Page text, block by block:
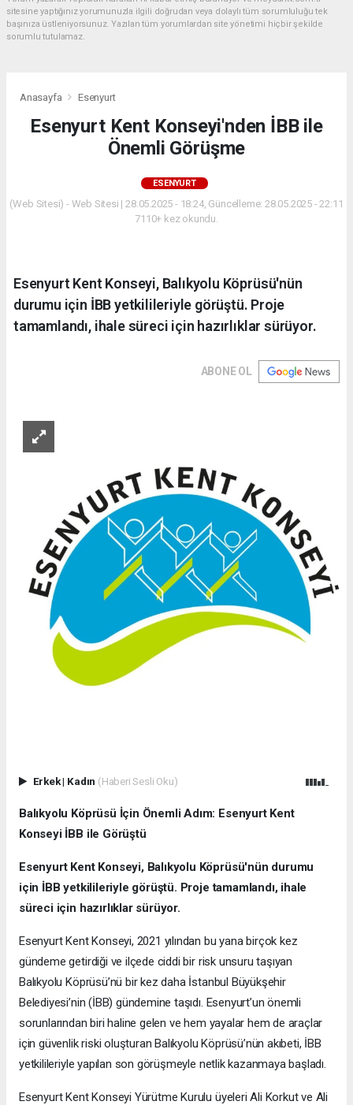
sitesine yaptığınız yorumunuzla ilgili doğrudan veya dolaylı tüm sorumluluğu tek
başınıza üstleniyorsunuz. Yazılan tüm yorumlardan site yönetimi hiçbir şekilde
sorumlu tutulamaz.
Anasayfa Esenyurt
Esenyurt Kent Konseyi'nden İBB ile
Önemli Görüşme
ESENYURT
(Web Sitesi) - Web Sitesi | 28.05.2025 - 18:24, Güncelleme: 28.05.2025 - 22:11
7110+ kez okundu.
Esenyurt Kent Konseyi, Balıkyolu Köprüsü'nün
durumu için İBB yetkilileriyle görüştü. Proje
tamamlandı, ihale süreci için hazırlıklar sürüyor.
ABONE OL
Erkek| Kadın (Haberi Sesli Oku)
Balıkyolu Köprüsü İçin Önemli Adım: Esenyurt Kent
Konseyi İBB ile Görüştü
Esenyurt Kent Konseyi, Balıkyolu Köprüsü'nün durumu
için İBB yetkilileriyle görüştü. Proje tamamlandı, ihale
süreci için hazırlıklar sürüyor.
Esenyurt Kent Konseyi, 2021 yılından bu yana birçok kez
gündeme getirdiği ve ilçede ciddi bir risk unsuru taşıyan
Balıkyolu Köprüsü’nü bir kez daha İstanbul Büyükşehir
Belediyesi’nin (İBB) gündemine taşıdı. Esenyurt’un önemli
sorunlarından biri haline gelen ve hem yayalar hem de araçlar
için güvenlik riski oluşturan Balıkyolu Köprüsü’nün akıbeti, İBB
yetkilileriyle yapılan son görüşmeyle netlik kazanmaya başladı.
Esenyurt Kent Konseyi Yürütme Kurulu üyeleri Ali Korkut ve Ali